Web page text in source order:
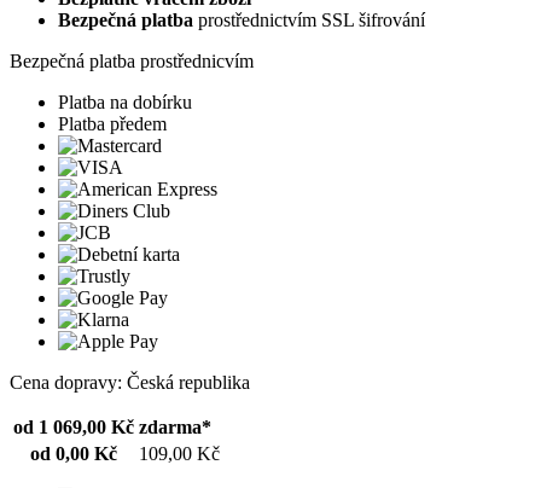
Bezpečná platba prostřednictvím SSL šifrování
Bezpečná platba prostřednicvím
Platba na dobírku
Platba předem
Cena dopravy: Česká republika
od 1 069,00 Kč zdarma*
od 0,00 Kč
109,00 Kč